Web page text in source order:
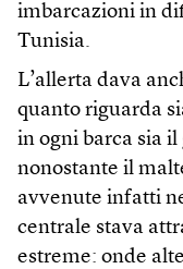
imbarcazioni in
Tunisia.
L’allerta dava
quanto riguarda
in ogni barca sia
nonostante il
avvenute infatti
centrale stava
estreme: onde